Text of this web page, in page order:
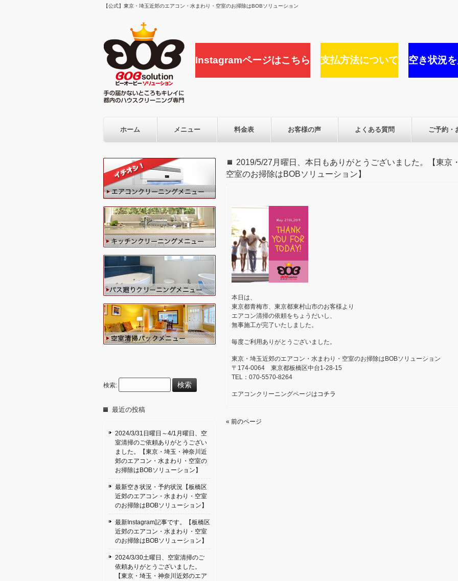
【公式】東京・埼玉近郊のエアコン・水まわり・空室のお掃除はBOBソリューション
空き状況
支払方法について
Instagramページはこちら
ホーム メニュー 料金表 お客様の声 よくある質問 ご予約・
2019/5/27月曜日、本日もありがとうございました。【東京
空室のお掃除はBOBソリューション】
本日は、
東京都青梅市、東京都東村山市のお客様より
エアコン清掃の依頼をちょうだいし、
無事施工が完了いたしました。
毎度ご利用ありがとうございました。
東京・埼玉近郊のエアコン・水まわり・空室のお掃除はBOBソリューション
〒174-0064 東京都板橋区中台1-28-15
TEL：070-5570-8264
エアコンクリーニングページはコチラ
« 前のページ
検索:
最近の投稿
2024/3/31日曜日～4/1月曜日、空
室清掃のご依頼ありがとうござい
ました。【東京・埼玉・神奈川近
郊のエアコン・水まわり・空室の
お掃除はBOBソリューション】
最新空き状況・予約状況【板橋区
近郊のエアコン・水まわり・空室
のお掃除はBOBソリューション】
最新Instagram記事です。【板橋区
近郊のエアコン・水まわり・空室
のお掃除はBOBソリューション】
2024/3/30土曜日、空室清掃のご
依頼ありがとうございました。
【東京・埼玉・神奈川近郊のエア